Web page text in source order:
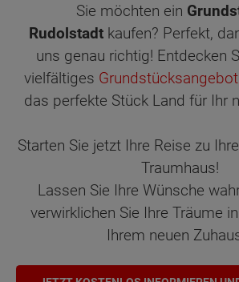
Sie möchten ein
Rudolstadt kaufen? Perfekt,
uns genau richtig! Entdecken
vielfältiges Grundstücksangebot
das perfekte Stück Land für Ihr
Starten Sie jetzt Ihre Reise zu
Traumhaus!
Lassen Sie Ihre Wünsche
verwirklichen Sie Ihre Träume
Ihrem neuen